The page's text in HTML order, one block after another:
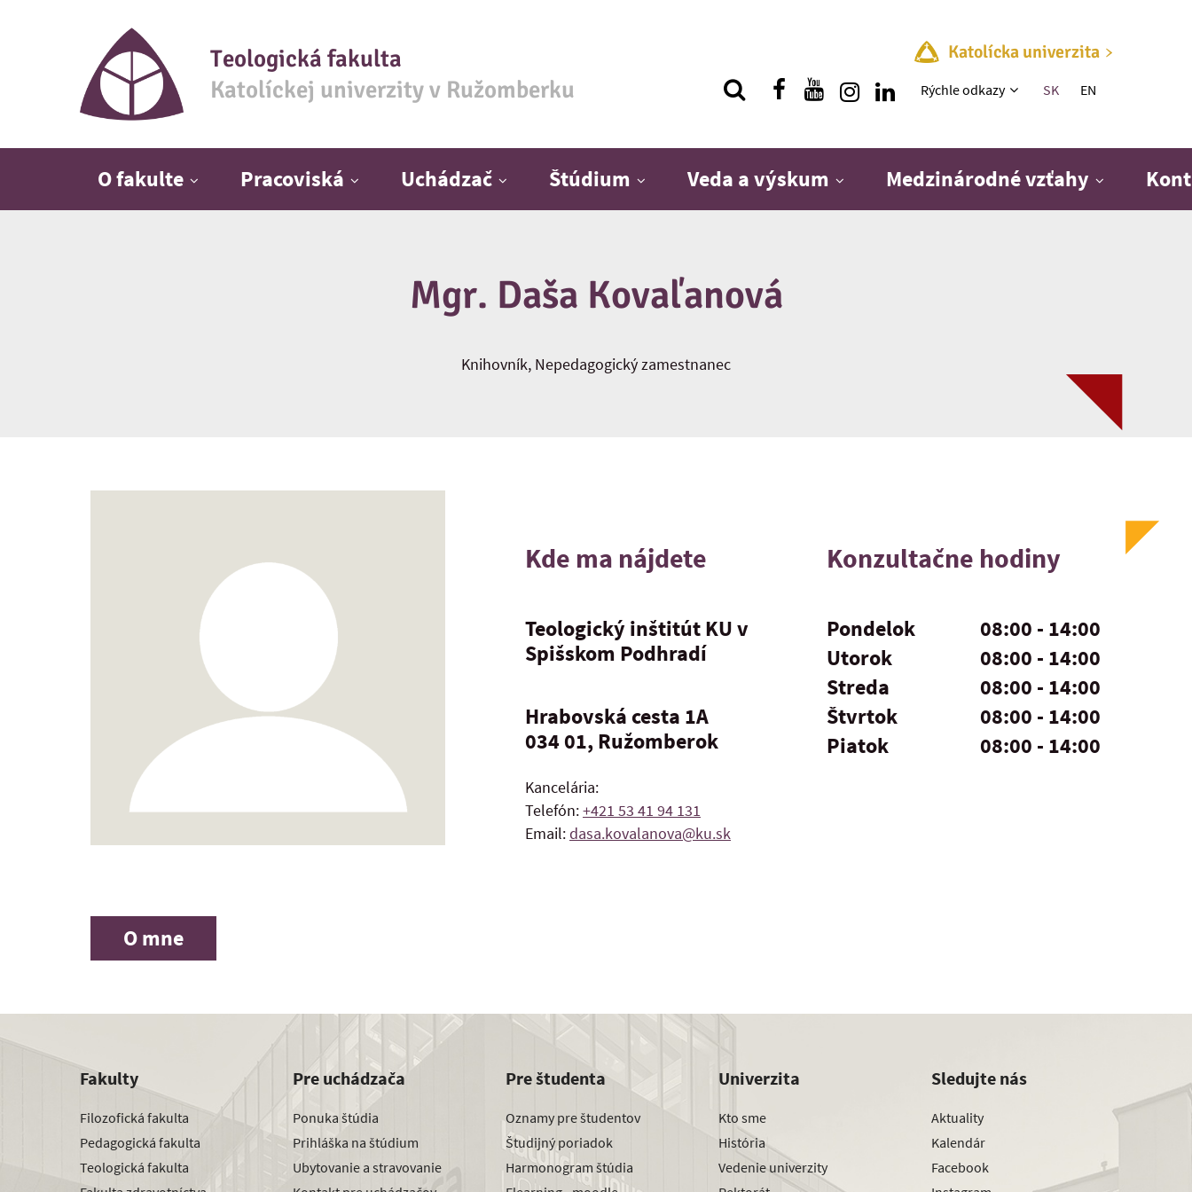
Teologická fakulta
Katolíckej univerzity v Ružomberku
Katolícka univerzita
Rýchle menu
Rýchle odkazy SK EN
O fakulte Pracoviská Uchádzač Štúdium Veda a výskum Medzinárodné vzťahy
Mgr. Daša Kovaľanová
Knihovník, Nepedagogický zamestnanec
Kde ma nájdete
Teologický inštitút KU v
Spišskom Podhradí
Hrabovská cesta 1A
034 01, Ružomberok
Kancelária:
Telefón:+421 53 41 94 131
Email:dasa.kovalanova@ku.sk
Konzultačne hodiny
Pondelok
08:00 - 14:00
Utorok
08:00 - 14:00
Streda
08:00 - 14:00
Štvrtok
08:00 - 14:00
Piatok
08:00 - 14:00
O mne
Fakulty
Filozofická fakulta
Pedagogická fakulta
Teologická fakulta
Pre uchádzača
Ponuka štúdia
Prihláška na štúdium
Ubytovanie a stravovanie
Pre študenta
Oznamy pre študentov
Študijný poriadok
Harmonogram štúdia
Univerzita
Kto sme
História
Vedenie univerzity
Sledujte nás
Aktuality
Kalendár
Facebook